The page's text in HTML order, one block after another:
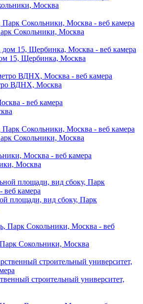
Москва
Сокольники, Москва
15, Щербинка, Москва
ВДНХ, Москва
Сокольники, Москва
Москва
площади, вид сбоку, Парк
Сокольники, Москва
строительный университет,